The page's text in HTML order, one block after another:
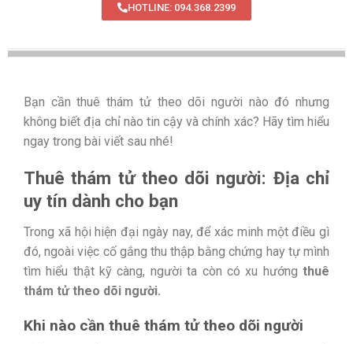
HOTLINE: 094.368.2399
Bạn cần thuê thám tử theo dõi người nào đó nhưng
không biết địa chỉ nào tin cậy và chính xác? Hãy tìm hiểu
ngay trong bài viết sau nhé!
Thuê thám tử theo dõi người: Địa chỉ
uy tín dành cho bạn
Trong xã hội hiện đại ngày nay, để xác minh một điều gì
đó, ngoài việc cố gắng thu thập bằng chứng hay tự mình
tìm hiểu thật kỹ càng, người ta còn có xu hướng thuê
thám tử theo dõi người.
Khi nào cần thuê thám tử theo dõi người